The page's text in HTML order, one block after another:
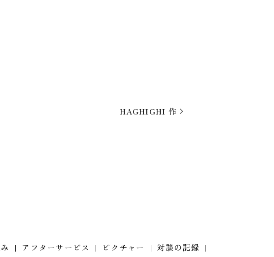
HAGHIGHI 作
アフターサービス ピクチャー 対談の記録